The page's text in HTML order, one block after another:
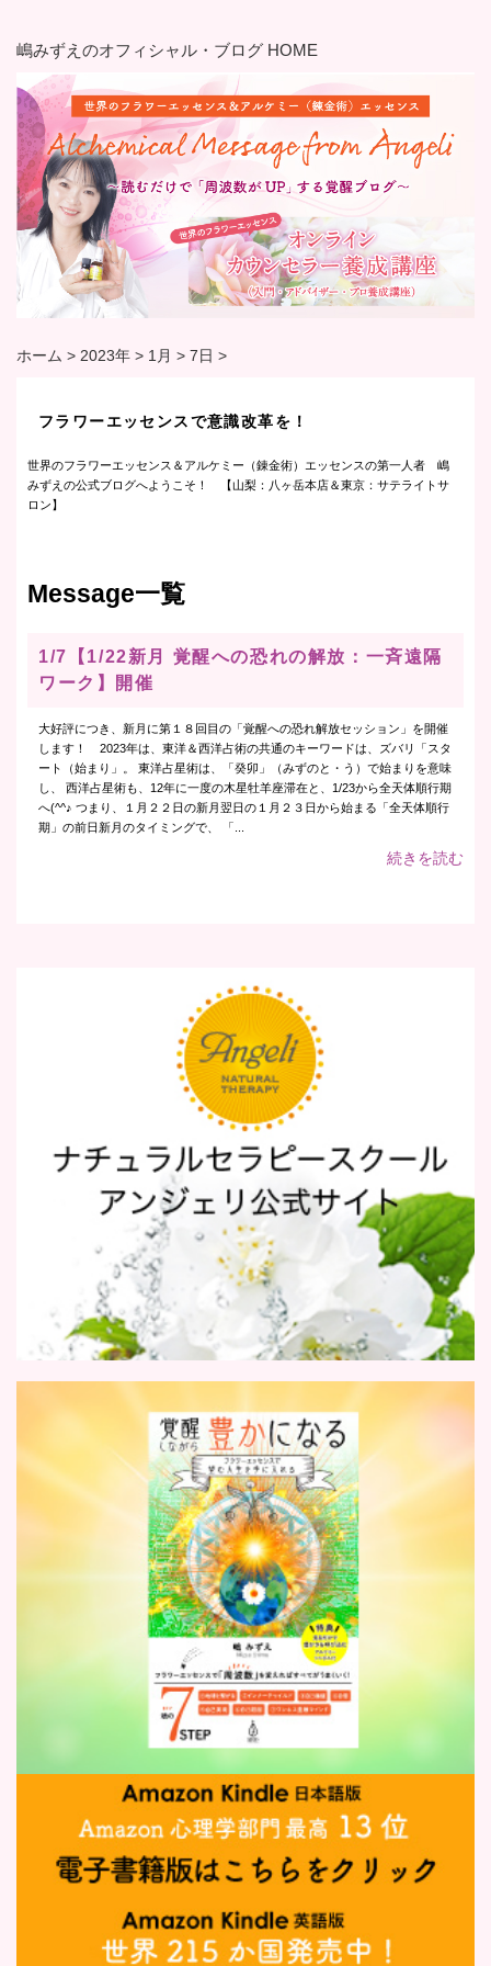
嶋みずえのオフィシャル・ブログ HOME
ホーム > 2023年 > 1月 > 7日 >
フラワーエッセンスで意識改革を！
世界のフラワーエッセンス＆アルケミー（錬金術）エッセンスの第一人者 嶋
みずえの公式ブログへようこそ！ 【山梨：八ヶ岳本店＆東京：サテライトサ
ロン】
Message一覧
1/7【1/22新月 覚醒への恐れの解放：一斉遠隔
ワーク】開催
大好評につき、新月に第１８回目の「覚醒への恐れ解放セッション」を開催
します！ 2023年は、東洋＆西洋占術の共通のキーワードは、ズバリ「スタ
ート（始まり」。 東洋占星術は、「癸卯」（みずのと・う）で始まりを意味
し、 西洋占星術も、12年に一度の木星牡羊座滞在と、1/23から全天体順行期
へ(^^♪ つまり、１月２２日の新月翌日の１月２３日から始まる「全天体順行
期」の前日新月のタイミングで、 「...
続きを読む